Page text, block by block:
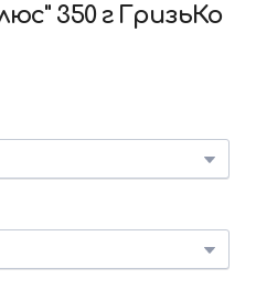
350 г ГризьКо